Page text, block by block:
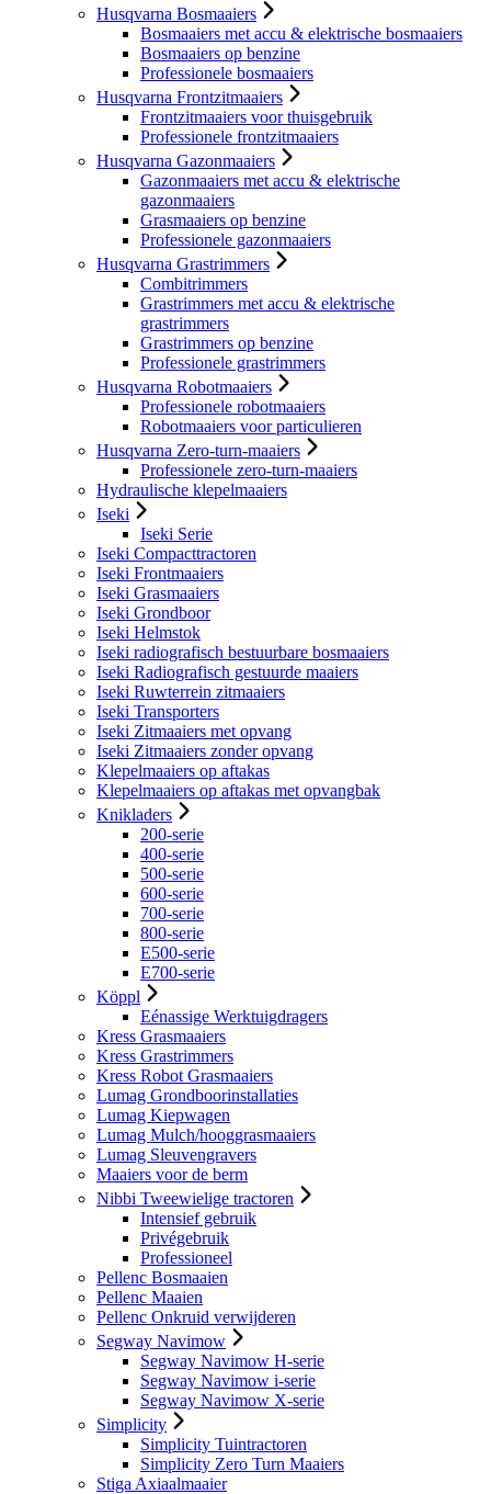
Husqvarna Bosmaaiers
Bosmaaiers met accu & elektrische bosmaaiers
Bosmaaiers op benzine
Professionele bosmaaiers
Husqvarna Frontzitmaaiers
Frontzitmaaiers voor thuisgebruik
Professionele frontzitmaaiers
Husqvarna Gazonmaaiers
Gazonmaaiers met accu & elektrische
gazonmaaiers
Grasmaaiers op benzine
Professionele gazonmaaiers
Husqvarna Grastrimmers
Combitrimmers
Grastrimmers met accu & elektrische
grastrimmers
Grastrimmers op benzine
Professionele grastrimmers
Husqvarna Robotmaaiers
Professionele robotmaaiers
Robotmaaiers voor particulieren
Husqvarna Zero-turn-maaiers
Professionele zero-turn-maaiers
Hydraulische klepelmaaiers
Iseki
Iseki Serie
Iseki Compacttractoren
Iseki Frontmaaiers
Iseki Grasmaaiers
Iseki Grondboor
Iseki Helmstok
Iseki radiografisch bestuurbare bosmaaiers
Iseki Radiografisch gestuurde maaiers
Iseki Ruwterrein zitmaaiers
Iseki Transporters
Iseki Zitmaaiers met opvang
Iseki Zitmaaiers zonder opvang
Klepelmaaiers op aftakas
Klepelmaaiers op aftakas met opvangbak
Knikladers
200-serie
400-serie
500-serie
600-serie
700-serie
800-serie
E500-serie
E700-serie
Köppl
Eénassige Werktuigdragers
Kress Grasmaaiers
Kress Grastrimmers
Kress Robot Grasmaaiers
Lumag Grondboorinstallaties
Lumag Kiepwagen
Lumag Mulch/hooggrasmaaiers
Lumag Sleuvengravers
Maaiers voor de berm
Nibbi Tweewielige tractoren
Intensief gebruik
Privégebruik
Professioneel
Pellenc Bosmaaien
Pellenc Maaien
Pellenc Onkruid verwijderen
Segway Navimow
Segway Navimow H-serie
Segway Navimow i-serie
Segway Navimow X-serie
Simplicity
Simplicity Tuintractoren
Simplicity Zero Turn Maaiers
Stiga Axiaalmaaier